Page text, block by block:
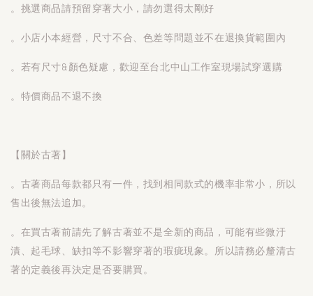
。挑選商品請預留穿著大小，請勿選得太剛好
。小店小本經營，尺寸不合、色差等問題並不在退換貨範圍內
。若有尺寸&顏色疑慮，歡迎至台北中山工作室現場試穿選購
。特價商品不退不換
【關於古著】
。古著商品每款都只有一件，找到相同款式的機率非常小，所以
售出後無法追加。
。在買古著前請先了解古著並不是全新的商品，可能有些微汙
漬、起毛球、缺扣等不影響穿著的瑕疵現象。所以請務必釐清古
著的定義後再決定是否要購買。